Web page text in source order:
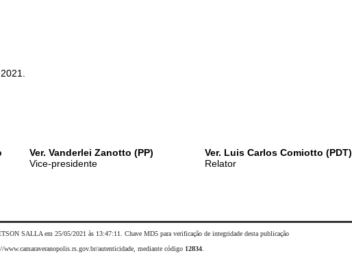
Ver. Vanderlei Zanotto (PP)
Vice-presidente
Ver. Luis Carlos Comiotto (PDT)
Relator
SALLA em 25/05/2021 às 13:47:11. Chave MD5 para verificação de integridade desta publicação
www.camaraveranopolis.rs.gov.br/autenticidade, mediante código 12834.